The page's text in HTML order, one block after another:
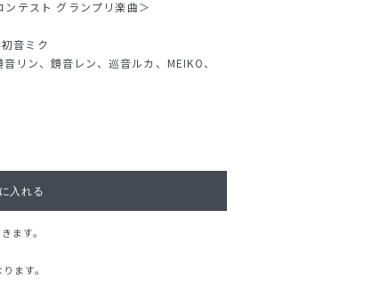
テスト グランプリ楽曲＞
音ミク
リン、鏡音レン、巡音ルカ、MEIKO、
入れる
ます。
ます。